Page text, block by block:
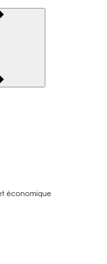
économique